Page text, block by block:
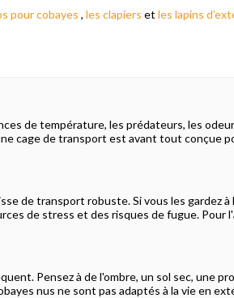
pour cobayes , les clapiers et les lapins
de température, les prédateurs, les
cage de transport est avant tout conçue
de transport robuste. Si vous les gardez à
de stress et des risques de fugue. Pour
Pensez à de l'ombre, un sol sec, une
nus ne sont pas adaptés à la vie en